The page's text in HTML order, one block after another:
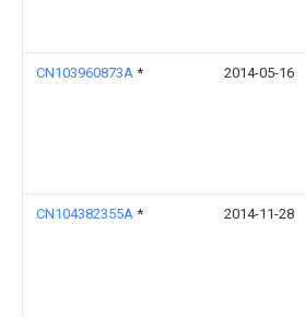
CN103960873A * 2014-05-16
CN104382355A * 2014-11-28